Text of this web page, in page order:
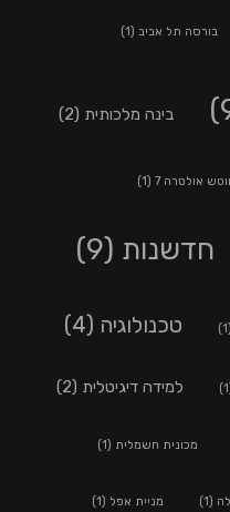
בורסה תל אביב (1)
בינה מלכותית (2)
אולטרה 7 (1)
חדשנות (9)
(1) טכנולוגיה (4)
למידה דיגיטלית (2)
מכונית חשמלית (1)
(1) מניית אפל (1)